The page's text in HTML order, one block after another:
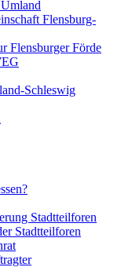
Flensburg-
Flensburger Förde
Schleswig
Stadtteilforen
Stadtteilforen